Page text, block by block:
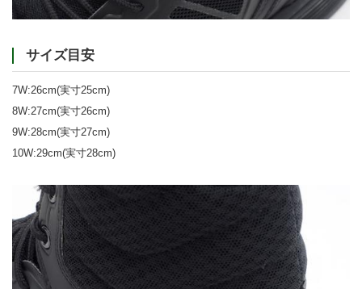
サイズ目安
7W:26cm(実寸25cm)
8W:27cm(実寸26cm)
9W:28cm(実寸27cm)
10W:29cm(実寸28cm)